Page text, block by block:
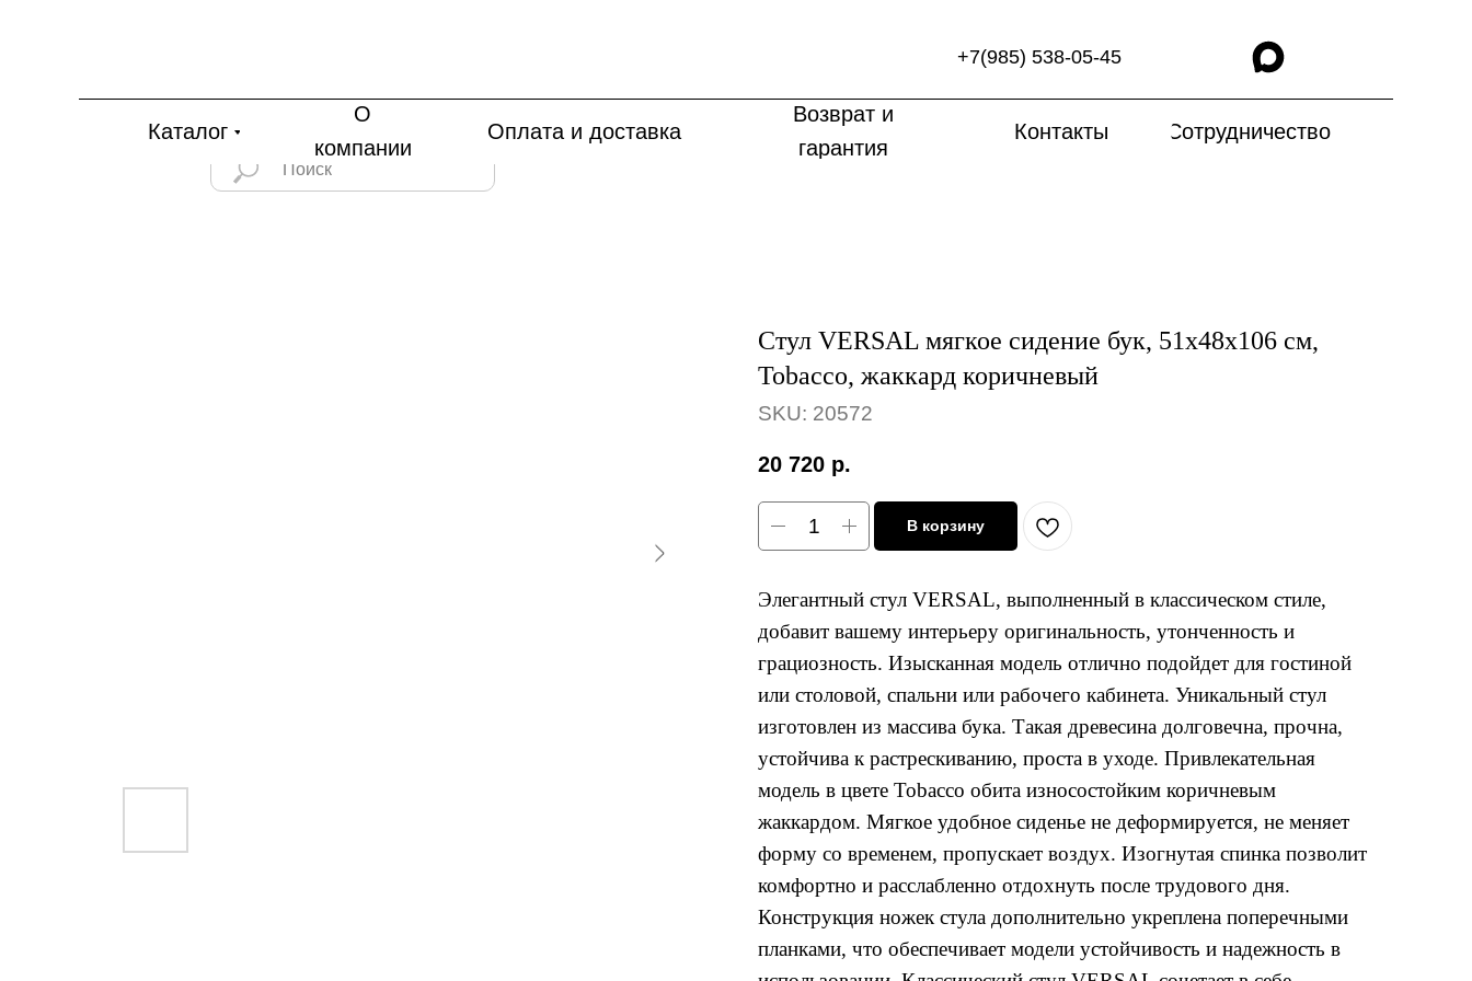
+7(985) 538-05-45
Каталог
О
компании
Оплата и доставка
Возврат и
гарантия
Контакты Сотрудничество
Стул VERSAL мягкое сидение бук, 51х48х106 см,
Tobacco, жаккард коричневый
SKU: 20572
20 720 р.
В корзину
Элегантный стул VERSAL, выполненный в классическом стиле,
добавит вашему интерьеру оригинальность, утонченность и
грациозность. Изысканная модель отлично подойдет для гостиной
или столовой, спальни или рабочего кабинета. Уникальный стул
изготовлен из массива бука. Такая древесина долговечна, прочна,
устойчива к растрескиванию, проста в уходе. Привлекательная
модель в цвете Tobacco обита износостойким коричневым
жаккардом. Мягкое удобное сиденье не деформируется, не меняет
форму со временем, пропускает воздух. Изогнутая спинка позволит
комфортно и расслабленно отдохнуть после трудового дня.
Конструкция ножек стула дополнительно укреплена поперечными
планками, что обеспечивает модели устойчивость и надежность в